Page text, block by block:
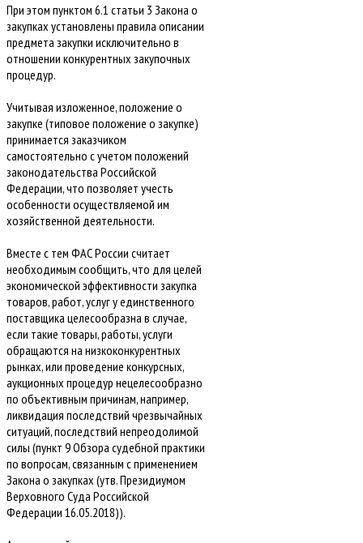
При этом пунктом 6.1 статьи 3 Закона о
закупках установлены правила описании
предмета закупки исключительно в
отношении конкурентных закупочных
процедур.
Учитывая изложенное, положение о
закупке (типовое положение о закупке)
принимается заказчиком
самостоятельно с учетом положений
законодательства Российской
Федерации, что позволяет учесть
особенности осуществляемой им
хозяйственной деятельности.
Вместе с тем ФАС России считает
необходимым сообщить, что для целей
экономической эффективности закупка
товаров, работ, услуг у единственного
поставщика целесообразна в случае,
если такие товары, работы, услуги
обращаются на низкоконкурентных
рынках, или проведение конкурсных,
аукционных процедур нецелесообразно
по объективным причинам, например,
ликвидация последствий чрезвычайных
ситуаций, последствий непреодолимой
силы (пункт 9 Обзора судебной практики
по вопросам, связанным с применением
Закона о закупках (утв. Президиумом
Верховного Суда Российской
Федерации 16.05.2018)).